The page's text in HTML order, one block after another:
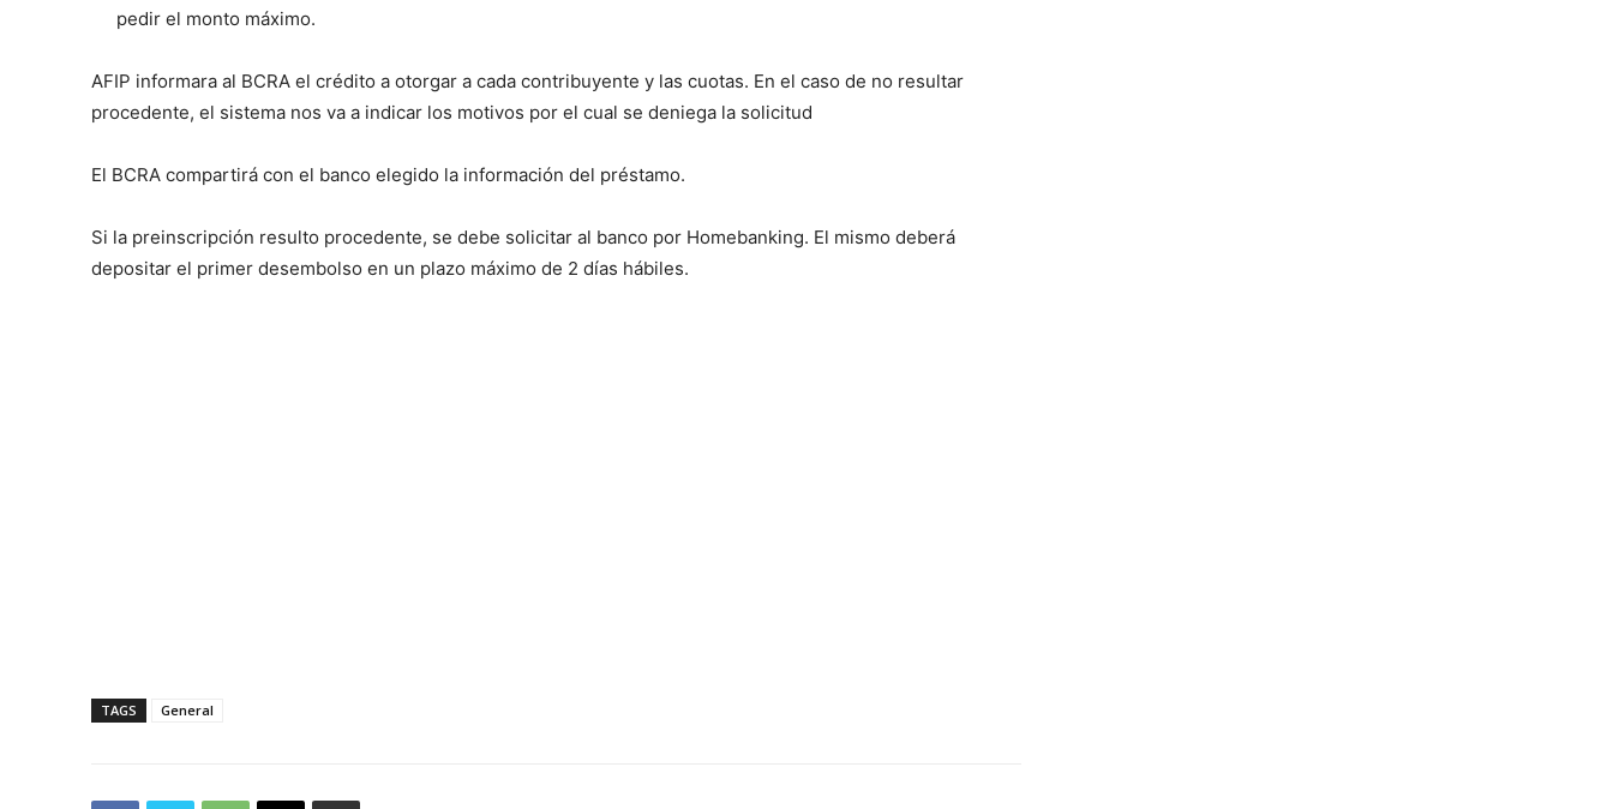
pedir el monto máximo.
AFIP informara al BCRA el crédito a otorgar a cada contribuyente y las cuotas. En el caso de no resultar
procedente, el sistema nos va a indicar los motivos por el cual se deniega la solicitud
El BCRA compartirá con el banco elegido la información del préstamo.
Si la preinscripción resulto procedente, se debe solicitar al banco por Homebanking. El mismo deberá
depositar el primer desembolso en un plazo máximo de 2 días hábiles.
TAGS General